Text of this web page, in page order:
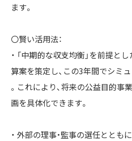
ます。
〇賢い活用法：
・ 「中期的な収支均衡」を前提と
算案を策定し、この3年間でシミ
。これにより、将来の公益目的事
画を具体化できます。
・ 外部の理事・監事の選任ととも